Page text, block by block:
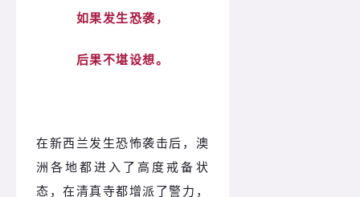
如果发生恐袭，
后果不堪设想。
在新西兰发生恐怖袭击后，澳
洲各地都进入了高度戒备状
态，在清真寺都增派了警力，